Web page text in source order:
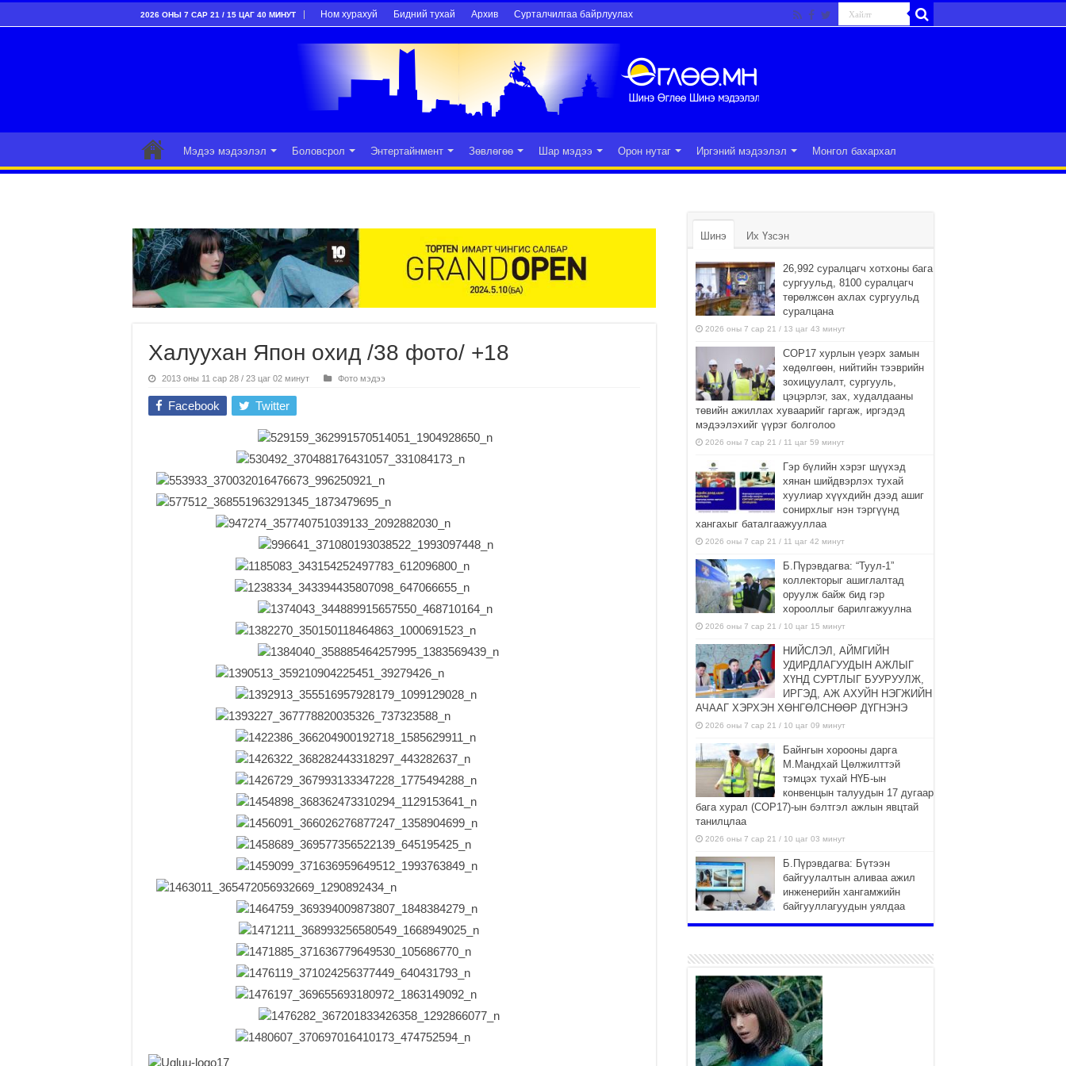
2026 ОНЫ 7 САР 21 / 15 ЦАГ 40 МИНУТ Ном хурахуй Бидний тухай Архив Сурталчилгаа байрлуулах
Мэдээ мэдээлэл Боловсрол Энтертайнмент Зөвлөгөө Шар мэдээ Орон нутаг Иргэний мэдээлэл Монгол бахархал
Халуухан Япон охид /38 фото/ +18
2013 оны 11 сар 28 / 23 цаг 02 минут Фото мэдээ
Facebook Twitter
Шинэ Их Үзсэн
26,992 суралцагч хотхоны бага
сургуульд, 8100 суралцагч
төрөлжсөн ахлах сургуульд
суралцана
2026 оны 7 сар 21 / 13 цаг 43 минут
COP17 хурлын үеэрх замын
хөдөлгөөн, нийтийн тээврийн
зохицуулалт, сургууль,
цэцэрлэг, зах, худалдааны
төвийн ажиллах хуваарийг гаргаж, иргэдэд
мэдээлэхийг үүрэг болголоо
2026 оны 7 сар 21 / 11 цаг 59 минут
Гэр бүлийн хэрэг шүүхэд
хянан шийдвэрлэх тухай
хуулиар хүүхдийн дээд ашиг
сонирхлыг нэн тэргүүнд
хангахыг баталгаажууллаа
2026 оны 7 сар 21 / 11 цаг 42 минут
Б.Пүрэвдагва: “Туул-1”
коллекторыг ашиглалтад
оруулж байж бид гэр
хорооллыг барилгажуулна
2026 оны 7 сар 21 / 10 цаг 15 минут
НИЙСЛЭЛ, АЙМГИЙН
УДИРДЛАГУУДЫН АЖЛЫГ
ХҮНД СУРТЛЫГ БУУРУУЛЖ,
ИРГЭД, АЖ АХУЙН НЭГЖИЙН
АЧААГ ХЭРХЭН ХӨНГӨЛСНӨӨР ДҮГНЭНЭ
2026 оны 7 сар 21 / 10 цаг 09 минут
Байнгын хорооны дарга
М.Мандхай Цөлжилттэй
тэмцэх тухай НҮБ-ын
конвенцын талуудын 17 дугаар
бага хурал (СОР17)-ын бэлтгэл ажлын явцтай
танилцлаа
2026 оны 7 сар 21 / 10 цаг 03 минут
Б.Пүрэвдагва: Бүтээн
байгуулалтын аливаа ажил
инженерийн хангамжийн
байгууллагуудын уялдаа
холбоогүйгээс саатах ёсгүй
“Сэлбэ 20 минутын хот”
төслийн анхны 12 давхар
барилгын үндсэн карказ,
цутгалтын ажил дууслаа
2026 оны 7 сар 20 / 17 цаг 17 минут
Мопед, скүүтер, тэдгээртэй
адилтгах үзүүлэлт бүхий